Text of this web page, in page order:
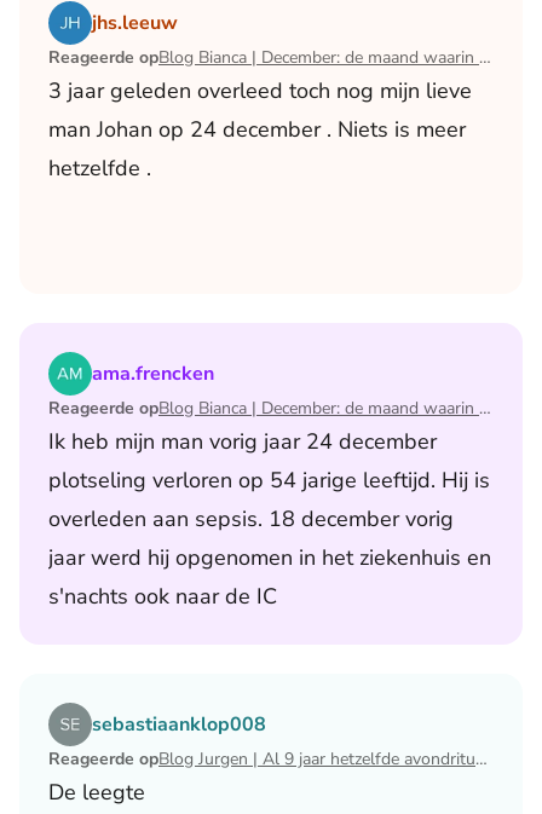
jhs.leeuw
Reageerde op Blog Bianca | December: de maand waarin ik mijn man verloor
3 jaar geleden overleed toch nog mijn lieve
man Johan op 24 december . Niets is meer
hetzelfde .
Lees het artikel Blog Bianca | December: de maand
ama.frencken
Reageerde op Blog Bianca | December: de maand waarin ik mijn man verloor
Ik heb mijn man vorig jaar 24 december
plotseling verloren op 54 jarige leeftijd. Hij is
overleden aan sepsis. 18 december vorig
jaar werd hij opgenomen in het ziekenhuis en
s'nachts ook naar de IC
Lees het artikel Blog Bianca | December: de maand
sebastiaanklop008
Reageerde op Blog Jurgen | Al 9 jaar hetzelfde avondritueel
De leegte
Lees het artikel Blog Jurgen | Al 9 jaar hetzelfde